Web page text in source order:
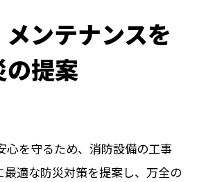
ンテナンスを
の提案
心を守るため、消防設備の工事
適な防災対策を提案し、万全の